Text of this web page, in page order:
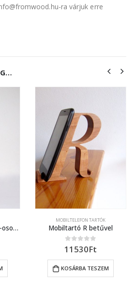
ra várjuk erre
Mobiltartó akár iphone-osoknak is (fekete dió)
MOBILTELEFON TARTÓK
Mobiltartó R betűvel
0 out of 5
11530Ft
KOSÁRBA TESZEM